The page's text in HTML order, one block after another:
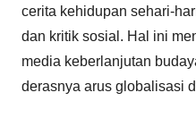
cerita kehidupan sehari-
dan kritik sosial. Hal ini
media keberlanjutan
derasnya arus globalisasi